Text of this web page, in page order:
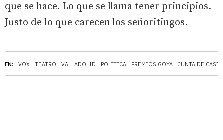
EN: VOX TEATRO VALLADOLID POLÍTICA PREMIOS GOYA JUNTA DE
que se hace. Lo que se llama tener principios.
Justo de lo que carecen los señoritingos.